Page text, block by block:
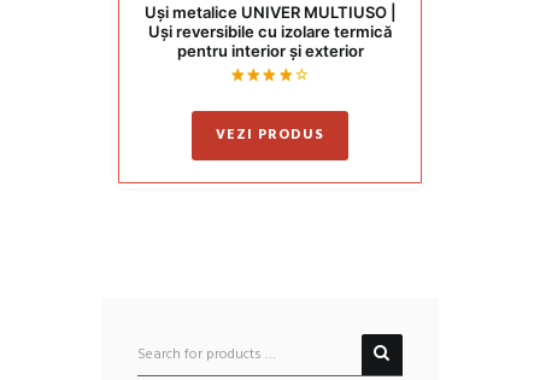
Uși metalice UNIVER MULTIUSO |
Uși reversibile cu izolare termică
pentru interior și exterior
la
din 5
VEZI PRODUS